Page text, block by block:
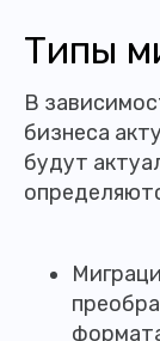
Типы
В
бизнеса
будут